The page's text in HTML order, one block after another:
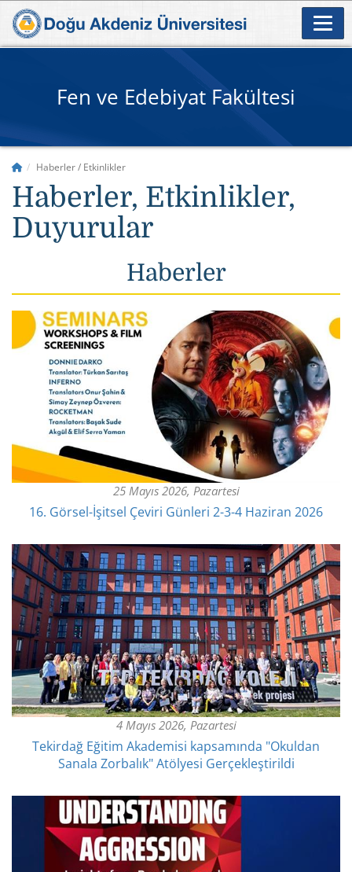
Fen ve Edebiyat Fakültesi
Haberler / Etkinlikler
Haberler, Etkinlikler,
Duyurular
Haberler
25 Mayıs 2026, Pazartesi
16. Görsel-İşitsel Çeviri Günleri 2-3-4 Haziran 2026
4 Mayıs 2026, Pazartesi
Tekirdağ Eğitim Akademisi kapsamında "Okuldan
Sanala Zorbalık" Atölyesi Gerçekleştirildi